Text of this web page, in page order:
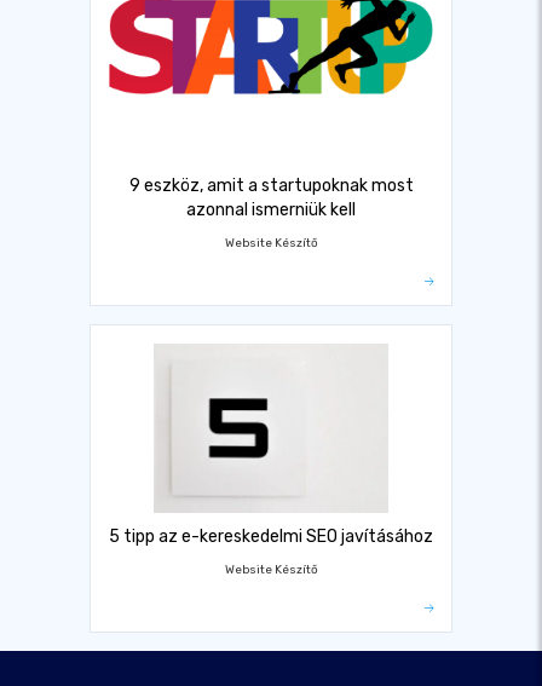
9 eszköz, amit a startupoknak most
azonnal ismerniük kell
Website Készítő
5 tipp az e-kereskedelmi SEO javításához
Website Készítő